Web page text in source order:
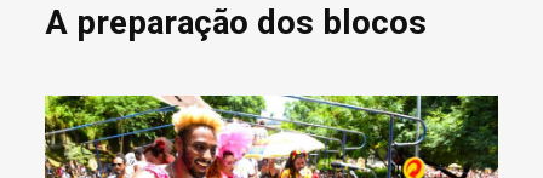
A preparação dos blocos